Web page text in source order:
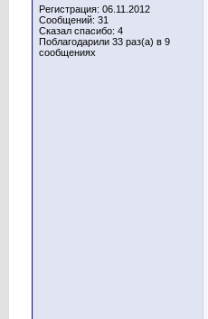
Регистрация: 06.11.2012
Сообщений: 31
Сказал спасибо: 4
Поблагодарили 33 раз(а) в 9
сообщениях